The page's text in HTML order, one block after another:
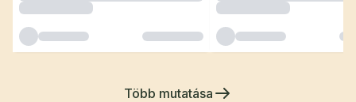
Több mutatása